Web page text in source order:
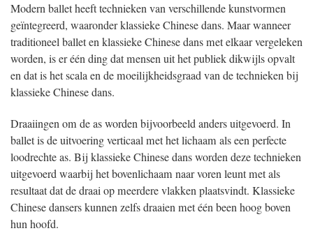
Modern ballet heeft technieken van verschillende kunstvormen
geïntegreerd, waaronder klassieke Chinese dans. Maar wanneer
traditioneel ballet en klassieke Chinese dans met elkaar vergeleken
worden, is er één ding dat mensen uit het publiek dikwijls opvalt
en dat is het scala en de moeilijkheidsgraad van de technieken bij
klassieke Chinese dans.
Draaiingen om de as worden bijvoorbeeld anders uitgevoerd. In
ballet is de uitvoering verticaal met het lichaam als een perfecte
loodrechte as. Bij klassieke Chinese dans worden deze technieken
uitgevoerd waarbij het bovenlichaam naar voren leunt met als
resultaat dat de draai op meerdere vlakken plaatsvindt. Klassieke
Chinese dansers kunnen zelfs draaien met één been hoog boven
hun hoofd.